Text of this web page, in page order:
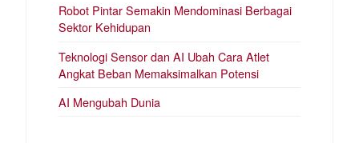
Robot Pintar Semakin Mendominasi Berbagai
Sektor Kehidupan
Teknologi Sensor dan AI Ubah Cara Atlet
Angkat Beban Memaksimalkan Potensi
AI Mengubah Dunia